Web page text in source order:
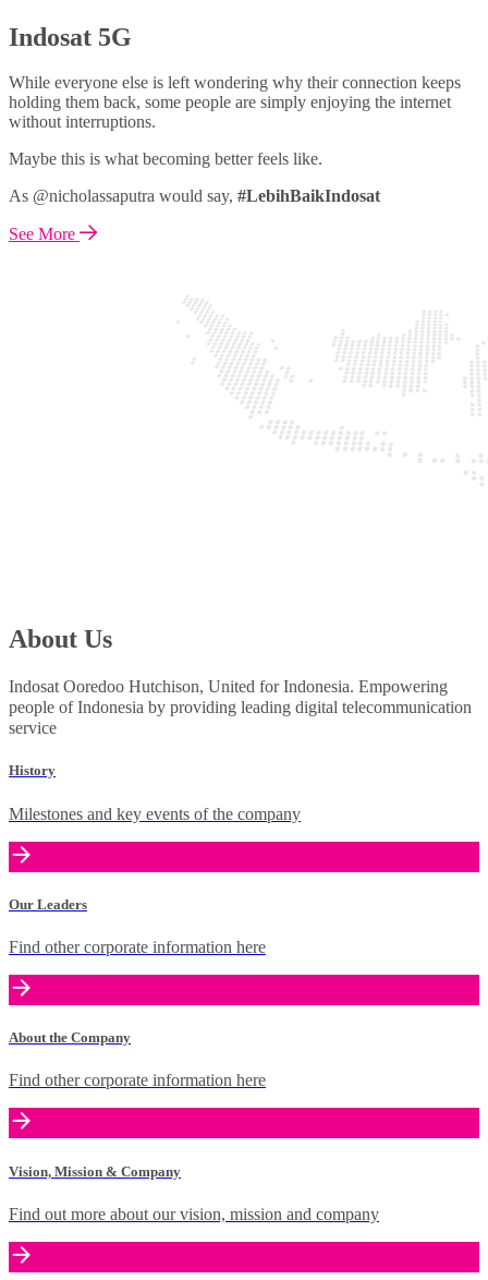
Indosat 5G
While everyone else is left wondering why their connection keeps
holding them back, some people are simply enjoying the internet
without interruptions.
Maybe this is what becoming better feels like.
As @nicholassaputra would say, #LebihBaikIndosat
See More
About Us
Indosat Ooredoo Hutchison, United for Indonesia. Empowering
people of Indonesia by providing leading digital telecommunication
service
History
Milestones and key events of the company
Our Leaders
Find other corporate information here
About the Company
Find other corporate information here
Vision, Mission & Company
Find out more about our vision, mission and company